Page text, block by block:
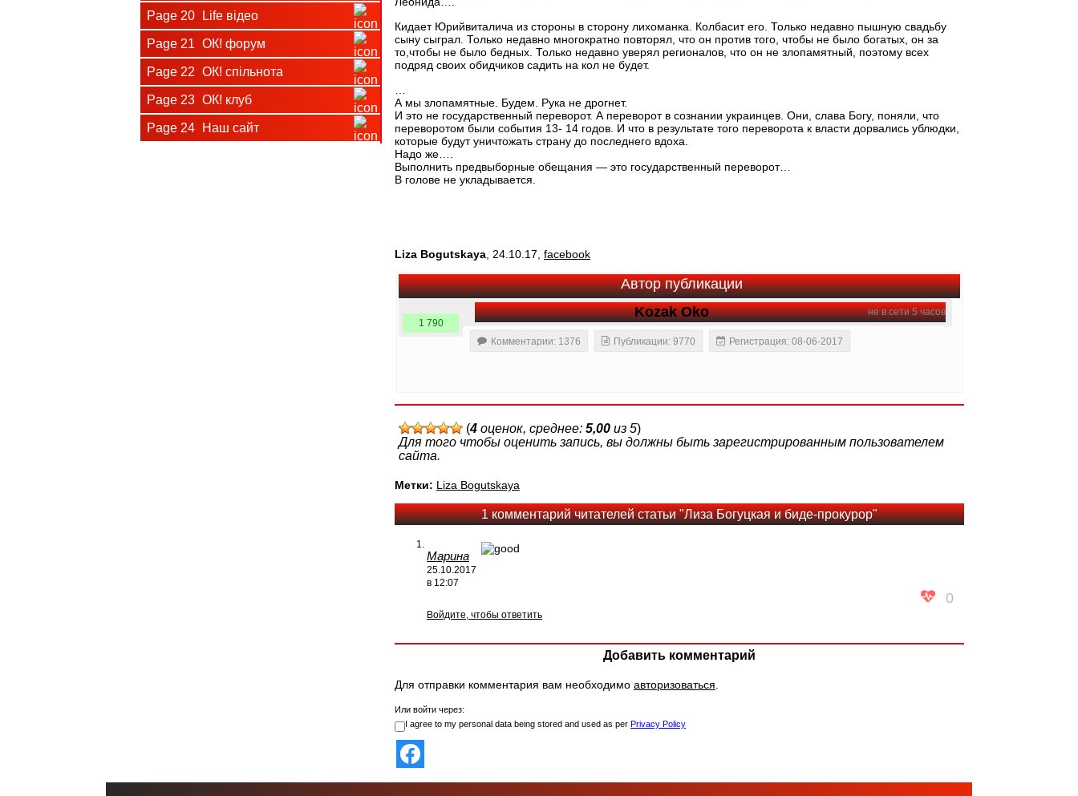
Page 20 Life відео
Page 21 ОК! форум
Page 22 ОК! спільнота
Page 23 ОК! клуб
Page 24 Наш сайт
Кидает Юрийвиталича из стороны в сторону лихоманка. Колбасит его. Только недавно пышную свадьбу
сыну сыграл. Только недавно многократно повторял, что он против того, чтобы не было богатых, он за
то,чтобы не было бедных. Только недавно уверял регионалов, что он не злопамятный, поэтому всех
подряд своих обидчиков садить на кол не будет.
А мы злопамятные. Будем. Рука не дрогнет.
И это не государственный переворот. А переворот в сознании украинцев. Они, слава Богу, поняли, что
переворотом были события 13- 14 годов. И что в результате того переворота к власти дорвались ублюдки,
которые будут уничтожать страну до последнего вдоха.
Надо же….
Выполнить предвыборные обещания — это государственный переворот…
В голове не укладывается.
Liza Bogutskaya , 24.10.17, facebook
Автор публикации
не в сети 5 часов
Kozak Oko
1 790
Комментарии: 1376
Публикации: 9770 Регистрация: 08-06-2017
(4 оценок, среднее: 5,00 из 5)
Для того чтобы оценить запись, вы должны быть зарегистрированным пользователем
сайта.
Метки: Liza Bogutskaya
1 комментарий читателей статьи "Лиза Богуцкая и биде-прокурор"
Марина
25.10.2017
в 12:07
0
Войдите, чтобы ответить
Добавить комментарий
Для отправки комментария вам необходимо авторизоваться
Или войти через:
I agree to my personal data being stored and used as per Privacy Policy